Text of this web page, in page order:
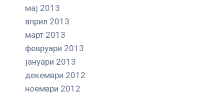
мај 2013
април 2013
март 2013
февруари 2013
јануари 2013
декември 2012
ноември 2012